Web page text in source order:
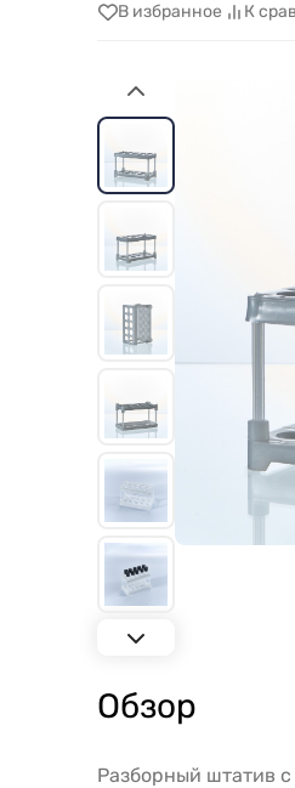
В избранное К
Обзор
Разборный штатив